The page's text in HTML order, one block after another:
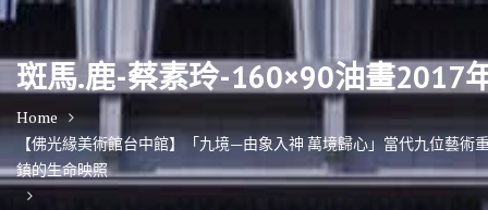
斑馬.鹿-蔡素玲-160×90油畫2017
Home
【佛光緣美術館台中館】「九境—由象入神 萬境歸心」當代九位藝術
鎮的生命映照